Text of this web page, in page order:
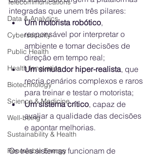
Telecommunications
Data & Analytics
Cybersecurity
Public Health
Health Innovation
Biotechnology
Science & Medicine
Well-being
Sustainability & Health
Renewable Energy
integradas que unem três pilares:
Um motorista robótico,
responsável por interpretar o
ambiente e tomar decisões de
direção em tempo real;
Um simulador hiper-realista, que
recria cenários complexos e raros
para treinar e testar o motorista;
Um sistema crítico, capaz de
avaliar a qualidade das decisões
e apontar melhorias.
Os três sistemas funcionam de